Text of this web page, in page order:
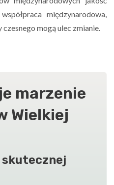
międzynarodowa,
mogą ulec zmianie.
marzenie
Wielkiej
skutecznej